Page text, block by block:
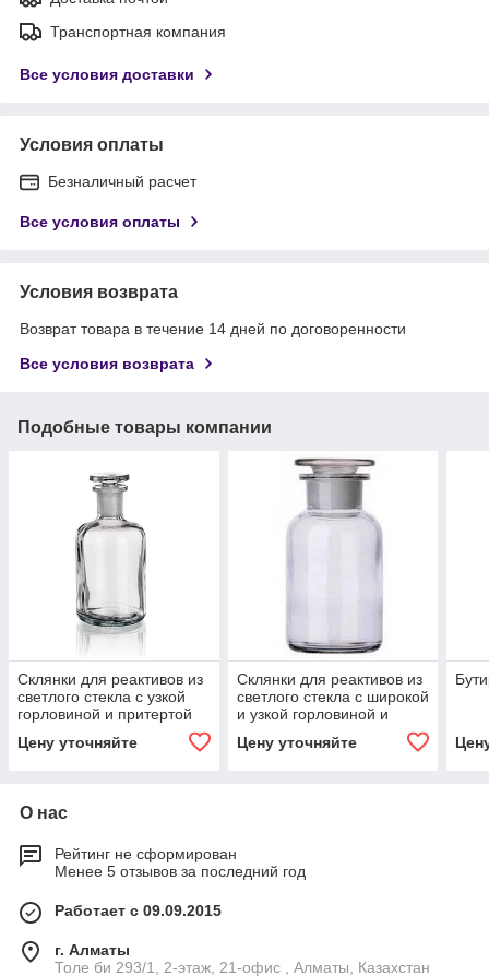
Транспортная компания
Все условия доставки
Условия оплаты
Безналичный расчет
Все условия оплаты
Условия возврата
Возврат товара в течение 14 дней по договоренности
Все условия возврата
Подобные товары компании
Склянки для реактивов из
светлого стекла с узкой
горловиной и притертой
Цену уточняйте
Склянки для реактивов из
светлого стекла с широкой
и узкой горловиной и
Цену уточняйте
О нас
Рейтинг не сформирован
Менее 5 отзывов за последний год
Работает с 09.09.2015
г. Алматы
Толе би 293/1, 2-этаж, 21-офис , Алматы, Казахстан